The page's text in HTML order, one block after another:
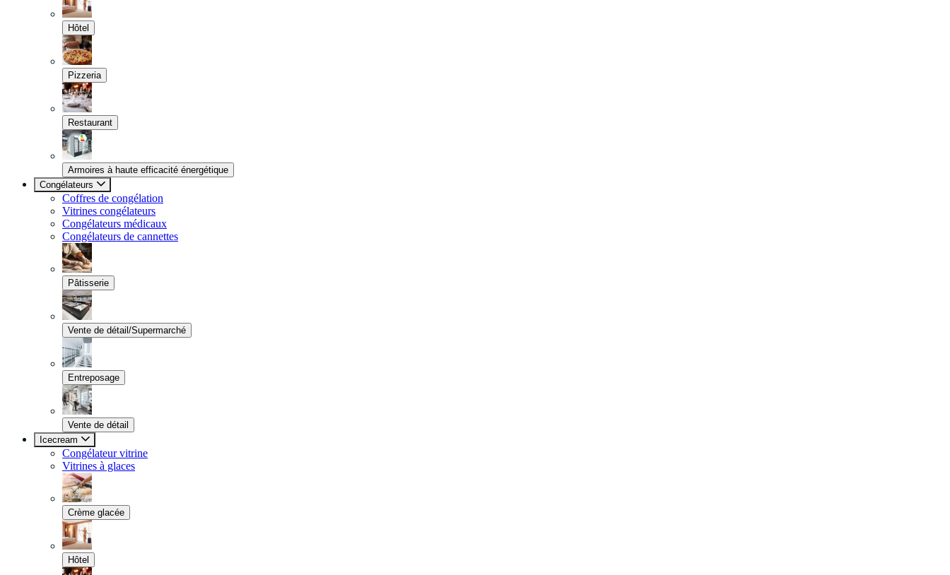
Hôtel
Pizzeria
Restaurant
Armoires à haute efficacité énergétique
Congélateurs
Coffres de congélation
Vitrines congélateurs
Congélateurs médicaux
Congélateurs de cannettes
Pâtisserie
Vente de détail/Supermarché
Entreposage
Vente de détail
Icecream
Congélateur vitrine
Vitrines à glaces
Crème glacée
Hôtel